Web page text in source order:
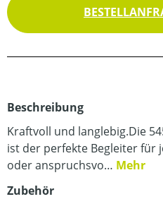
Beschreibung
Kraftvoll und langlebig.Die
ist der perfekte Begleiter für
oder anspruchsvo… Mehr
Zubehör